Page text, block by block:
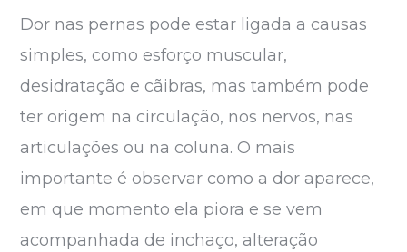
Dor nas pernas pode estar ligada a causas
simples, como esforço muscular,
desidratação e cãibras, mas também pode
ter origem na circulação, nos nervos, nas
articulações ou na coluna. O mais
importante é observar como a dor aparece,
em que momento ela piora e se vem
acompanhada de inchaço, alteração